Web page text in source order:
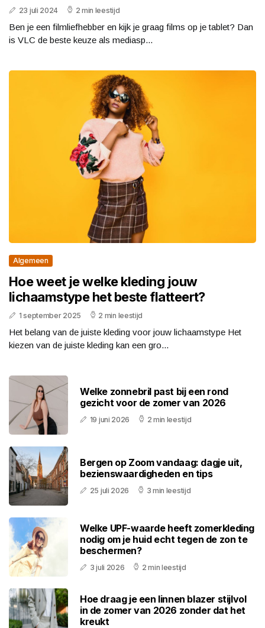
23 juli 2024 2 min leestijd
Ben je een filmliefhebber en kijk je graag films op je tablet? Dan
is VLC de beste keuze als mediasp...
Algemeen
Hoe weet je welke kleding jouw
lichaamstype het beste flatteert?
1 september 2025 2 min leestijd
Het belang van de juiste kleding voor jouw lichaamstype Het
kiezen van de juiste kleding kan een gro...
Welke zonnebril past bij een rond
gezicht voor de zomer van 2026
19 juni 2026 2 min leestijd
Bergen op Zoom vandaag: dagje uit,
bezienswaardigheden en tips
25 juli 2026 3 min leestijd
Welke UPF-waarde heeft zomerkleding
nodig om je huid echt tegen de zon te
beschermen?
3 juli 2026 2 min leestijd
Hoe draag je een linnen blazer stijlvol
in de zomer van 2026 zonder dat het
kreukt